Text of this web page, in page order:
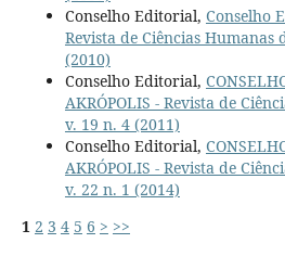
Conselho Editorial, Conselho
Revista de Ciências Humanas
(2010)
Conselho Editorial,
AKRÓPOLIS - Revista de
v. 19 n. 4 (2011)
Conselho Editorial,
AKRÓPOLIS - Revista de
v. 22 n. 1 (2014)
1 2 3 4 5 6 > >>